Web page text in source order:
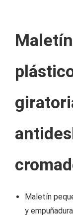
Maletín
y